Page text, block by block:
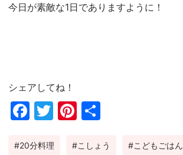
今日が素敵な1日でありますように！
シェアしてね！
Fac
ok
Twi
Pin
est
20分料理 こしょう こどもごはん